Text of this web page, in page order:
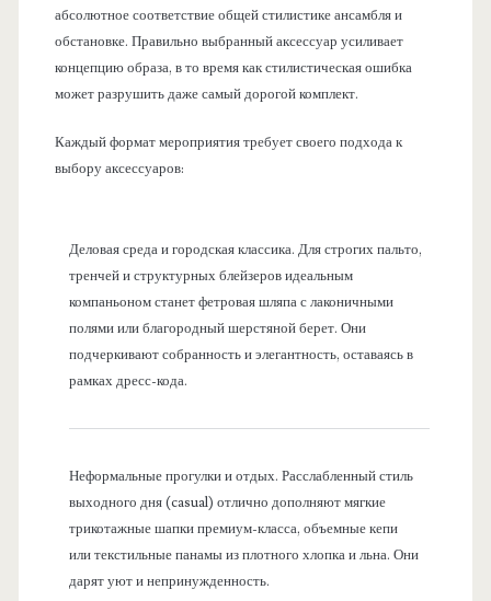
абсолютное соответствие общей стилистике ансамбля и
обстановке. Правильно выбранный аксессуар усиливает
концепцию образа, в то время как стилистическая ошибка
может разрушить даже самый дорогой комплект.
Каждый формат мероприятия требует своего подхода к
выбору аксессуаров:
Деловая среда и городская классика. Для строгих пальто,
тренчей и структурных блейзеров идеальным
компаньоном станет фетровая шляпа с лаконичными
полями или благородный шерстяной берет. Они
подчеркивают собранность и элегантность, оставаясь в
рамках дресс-кода.
Неформальные прогулки и отдых. Расслабленный стиль
выходного дня (casual) отлично дополняют мягкие
трикотажные шапки премиум-класса, объемные кепи
или текстильные панамы из плотного хлопка и льна. Они
дарят уют и непринужденность.